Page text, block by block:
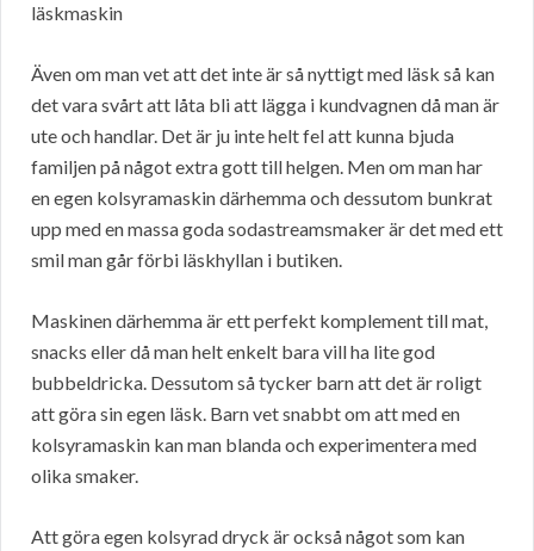
läskmaskin
Även om man vet att det inte är så nyttigt med läsk så kan
det vara svårt att låta bli att lägga i kundvagnen då man är
ute och handlar. Det är ju inte helt fel att kunna bjuda
familjen på något extra gott till helgen. Men om man har
en egen kolsyramaskin därhemma och dessutom bunkrat
upp med en massa goda sodastreamsmaker är det med ett
smil man går förbi läskhyllan i butiken.
Maskinen därhemma är ett perfekt komplement till mat,
snacks eller då man helt enkelt bara vill ha lite god
bubbeldricka. Dessutom så tycker barn att det är roligt
att göra sin egen läsk. Barn vet snabbt om att med en
kolsyramaskin kan man blanda och experimentera med
olika smaker.
Att göra egen kolsyrad dryck är också något som kan